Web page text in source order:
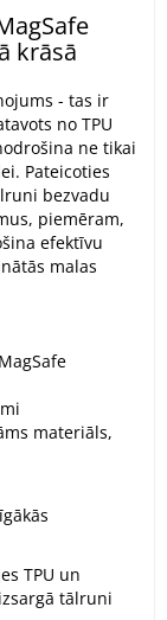
krāsā
- tas ir
no TPU
ne tikai
Pateicoties
bezvadu
piemēram,
efektīvu
malas
materiāls,
TPU un
tālruni